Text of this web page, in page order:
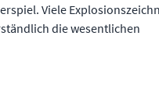
Viele
die wesentlichen